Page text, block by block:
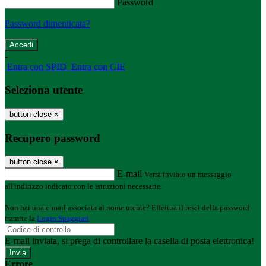
Password
Password dimenticata?
-
Entra con SPID Entra con CIE
Seleziona utente
button close ×
Recupero password
button close ×
E-mail Verrà inviato un messaggio
all'indirizzo indicato con le istruzioni necessarie.
Non hai una e-mail associata al nome utente? Effettua il reset della password
tramite la Login Spaggiari
E-mail inviata, si prega di controllare la casella di posta elettronica!